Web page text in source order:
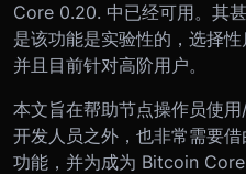
Core 0.20. 中已经可用。其
是该功能是实验性的，选择
并且目前针对高阶用户。
本文旨在帮助节点操作员使
开发人员之外，也非常需要
功能，并为成为 Bitcoin